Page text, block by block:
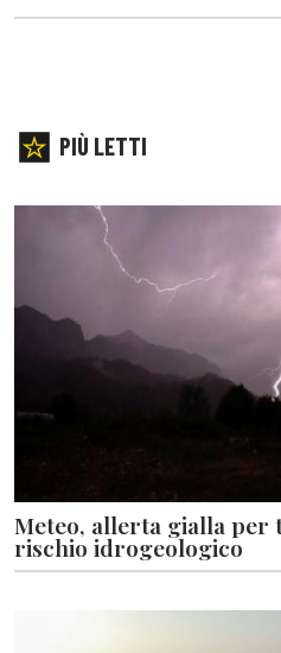
PIÙ LETTI
Meteo, allerta gialla per
rischio idrogeologico